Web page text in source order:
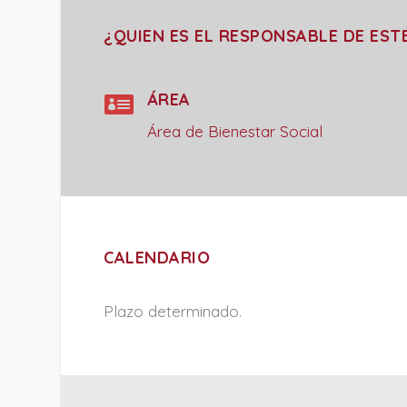
¿QUIEN ES EL RESPONSABLE DE
 ÁREA
Área de Bienestar Social
CALENDARIO
Plazo determinado.